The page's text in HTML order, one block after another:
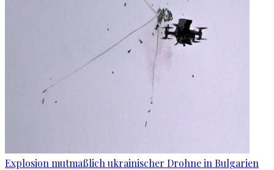
Explosion mutmaßlich ukrainischer Drohne in Bulgarien